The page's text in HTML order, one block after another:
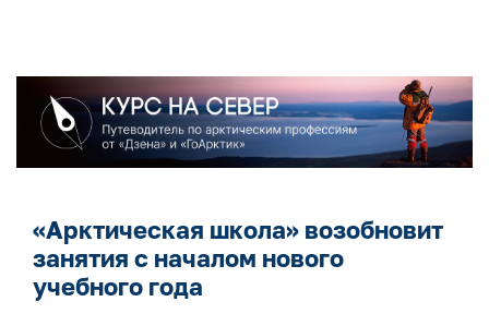
«Арктическая школа» возобновит
занятия с началом нового
учебного года